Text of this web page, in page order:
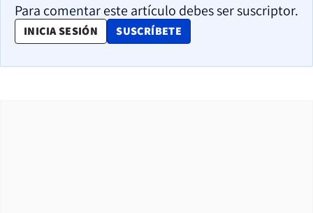
Para comentar este artículo debes ser suscriptor.
INICIA SESIÓN SUSCRÍBETE
OPENS IN NEW WINDOW